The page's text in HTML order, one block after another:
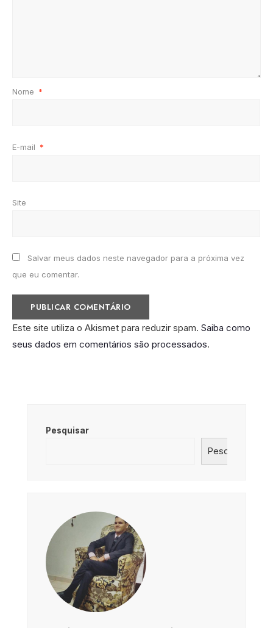
Nome *
E-mail *
Site
Salvar meus dados neste navegador para a próxima vez
que eu comentar.
Este site utiliza o Akismet para reduzir spam. Saiba como
seus dados em comentários são processados.
Pesquisar
Pesquisar